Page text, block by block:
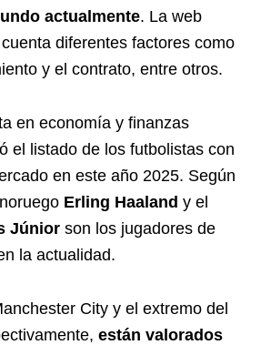
actualmente. La web
diferentes factores como
y el contrato, entre otros.
en economía y finanzas
el listado de los futbolistas con
en este año 2025. Según
Erling Haaland y el
Júnior son los jugadores de
la actualidad.
City y el extremo del
están valorados